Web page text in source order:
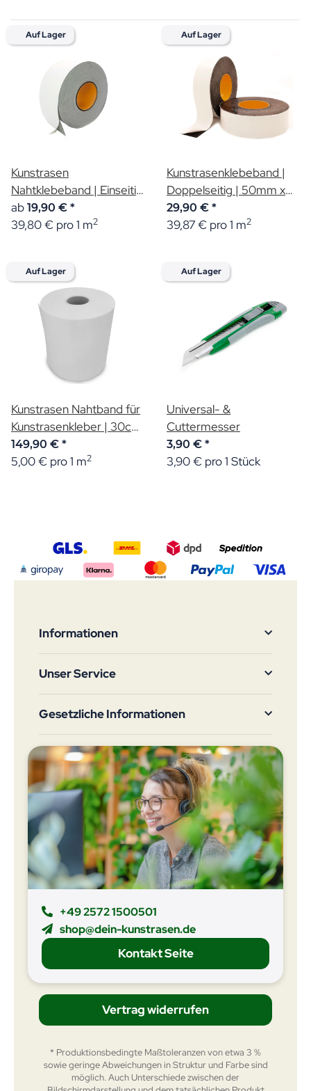
Auf Lager
Kunstrasen
Nahtklebeband | Einseitig
| 5,00m & 15,00m Länge
ab 19,90 € *
39,80 € pro 1 m2
Auf Lager
Kunstrasenklebeband |
Doppelseitig | 50mm x
15,00m
29,90 € *
39,87 € pro 1 m2
Auf Lager
Kunstrasen Nahtband für
Kunstrasenkleber | 30cm
x 100m
149,90 € *
5,00 € pro 1 m2
Auf Lager
Universal- &
Cuttermesser
3,90 € *
3,90 € pro 1 Stück
Informationen
Unser Service
Gesetzliche Informationen
+49 2572 1500501
shop@dein-kunstrasen.de
Kontakt Seite
Vertrag widerrufen
* Produktionsbedingte Maßtoleranzen von etwa 3 %
sowie geringe Abweichungen in Struktur und Farbe sind
möglich. Auch Unterschiede zwischen der